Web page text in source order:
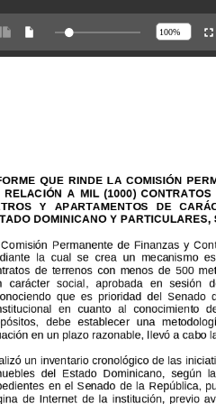
QUERINDELA COMISIÓN
RELACIÓN
A MIL(1000)
Y APARTAMENTOS
DE
DOMINICANO
Y
ComisiónPermanentede Finanzas y
la cual se crea un mecanismo
de terrenos con menos de 500
carácter social, aprobada en sesión
ndo que es prioridaddel Senado
en cuanto al conocimientode
debe establecer una
en un plazorazonable,llevóa cabo
un inventariocronológicode las
del Estado Dominicano,según la
en el Senado de la República,
de Internet de la institución,previo
QUERINDELA COMISIÓN
RELACIÓN
A MIL(1000)
Y APARTAMENTOS
DE
DOMINICANO
Y
ROMERO
P.
MARÍAVÁSQUEZESPINAL